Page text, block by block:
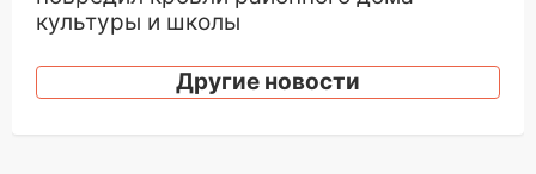
культуры и школы
09:20 Момент падения дерева на
машину в Ульяновске попал на видео
Другие новости